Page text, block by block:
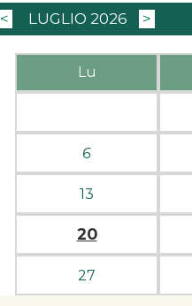
< LUGLIO 2026 >
Lu
6
13
20
27